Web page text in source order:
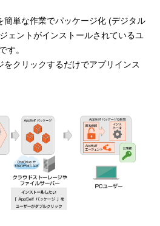
簡単な作業でパッケージ化 (デジタル
ェントがインストールされているユ
す。
クリックするだけでアプリインス